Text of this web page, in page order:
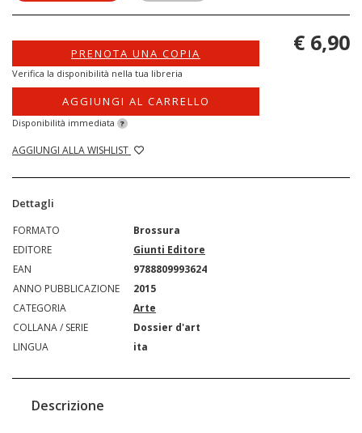
PRENOTA UNA COPIA
Verifica la disponibilità nella tua libreria
AGGIUNGI AL CARRELLO
Disponibilità immediata ?
AGGIUNGI ALLA WISHLIST
€ 6,90
Dettagli
FORMATO
Brossura
EDITORE
Giunti Editore
EAN
9788809993624
ANNO PUBBLICAZIONE
2015
CATEGORIA
Arte
COLLANA / SERIE
Dossier d'art
LINGUA
ita
Descrizione